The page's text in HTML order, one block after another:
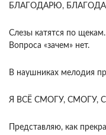
БЛАГОДАРЮ,
Слезы катятся по
Вопроса «зачем» нет.
В наушниках мелодия
Я ВСЁ СМОГУ, СМОГУ,
Представляю, как